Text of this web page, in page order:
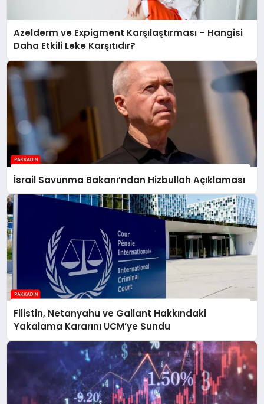
Azelderm ve Expigment Karşılaştırması – Hangisi
Daha Etkili Leke Karşıtıdır?
İsrail Savunma Bakanı’ndan Hizbullah Açıklaması
Filistin, Netanyahu ve Gallant Hakkındaki
Yakalama Kararını UCM’ye Sundu